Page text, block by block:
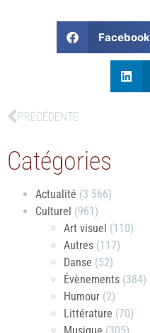
Facebook
PRÉCÉDENTE
Catégories
Actualité (3 566)
Culturel (961)
Art visuel (110)
Autres (117)
Danse (52)
Évènements (384)
Humour (2)
Littérature (70)